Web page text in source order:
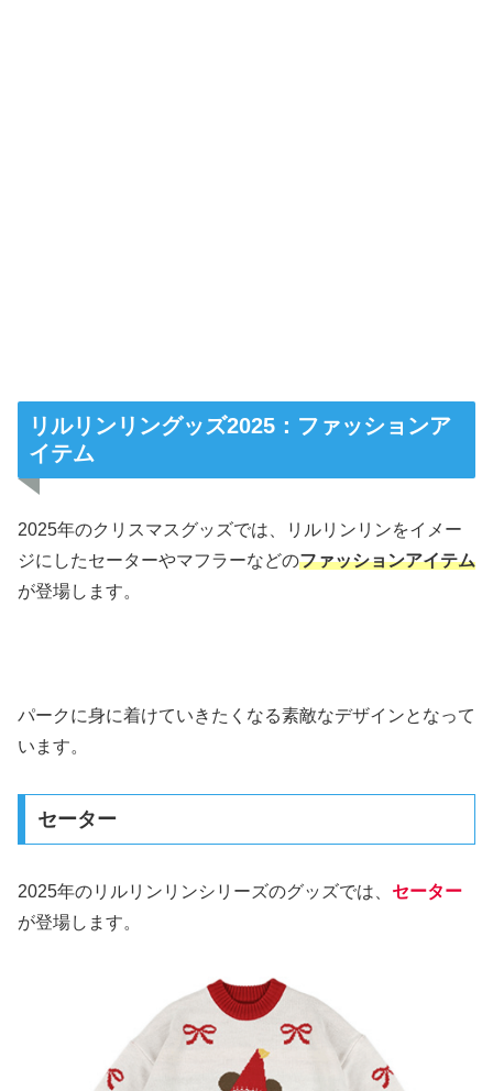
リルリンリングッズ2025：ファッションア
イテム
2025年のクリスマスグッズでは、リルリンリンをイメー
ジにしたセーターやマフラーなどのファッションアイテム
が登場します。
パークに身に着けていきたくなる素敵なデザインとなって
います。
セーター
2025年のリルリンリンシリーズのグッズでは、 セーター
が登場します。